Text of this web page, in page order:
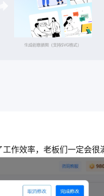
作效率，老板们一定会很